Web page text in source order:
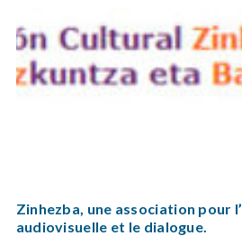
Zinhezba, une association pour
audiovisuelle et le dialogue.